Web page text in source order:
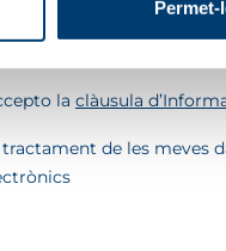
Permet-
la clàusula
de les meves